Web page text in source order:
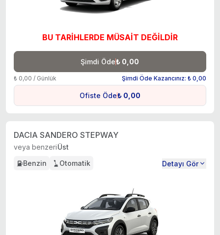
BU TARİHLERDE MÜSAİT DEĞİLDİR
Şimdi Öde₺ 0,00
₺ 0,00 / Günlük Şimdi Öde Kazancınız: ₺ 0,00
Ofiste Öde₺ 0,00
DACIA SANDERO STEPWAY
veya benzeriÜst
Benzin
Otomatik Detayı Gör